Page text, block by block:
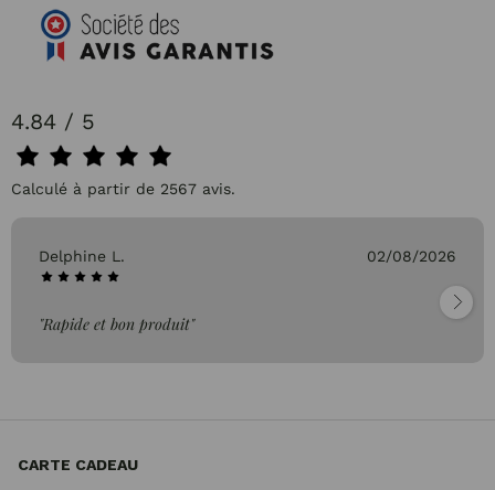
4.84 / 5
Calculé à partir de 2567 avis.
Delphine L. 02/08/2026
"Rapide et bon produit"
CARTE CADEAU